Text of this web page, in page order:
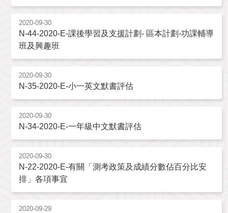
2020-09-30
N-44-2020-E-課後學習及支援計劃- 區本計劃-功課輔導
班及興趣班
2020-09-30
N-35-2020-E-小一英文默書評估
2020-09-30
N-34-2020-E-一年級中文默書評估
2020-09-30
N-22-2020-E-有關「測考政策及成績分數佔百分比安
排」各項事宜
2020-09-29